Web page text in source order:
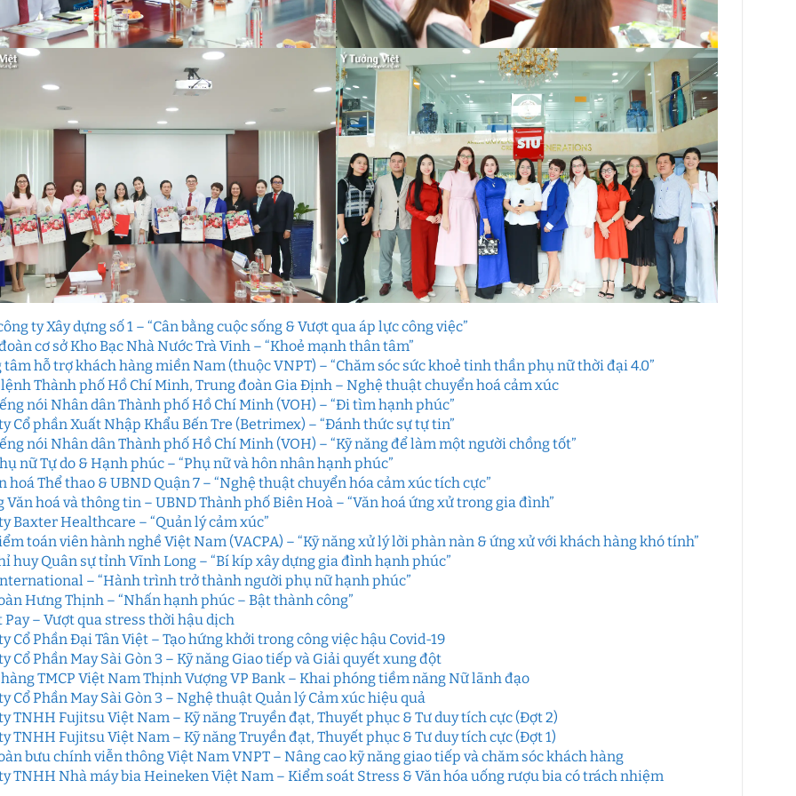
ty Xây dựng số 1 – “Cân bằng cuộc sống & Vượt qua áp lực công việc”
cơ sở Kho Bạc Nhà Nước Trà Vinh – “Khoẻ mạnh thân tâm”
tâm hỗ trợ khách hàng miền Nam (thuộc VNPT) – “Chăm sóc sức khoẻ tinh thần phụ nữ thời đại 4.0”
lệnh Thành phố Hồ Chí Minh, Trung đoàn Gia Định – Nghệ thuật chuyển hoá cảm xúc
nói Nhân dân Thành phố Hồ Chí Minh (VOH) – “Đi tìm hạnh phúc”
Cổ phần Xuất Nhập Khẩu Bến Tre (Betrimex) – “Đánh thức sự tự tin”
nói Nhân dân Thành phố Hồ Chí Minh (VOH) – “Kỹ năng để làm một người chồng tốt”
nữ Tự do & Hạnh phúc – “Phụ nữ và hôn nhân hạnh phúc”
hoá Thể thao & UBND Quận 7 – “Nghệ thuật chuyển hóa cảm xúc tích cực”
Văn hoá và thông tin – UBND Thành phố Biên Hoà – “Văn hoá ứng xử trong gia đình”
Baxter Healthcare – “Quản lý cảm xúc”
toán viên hành nghề Việt Nam (VACPA) – “Kỹ năng xử lý lời phàn nàn & ứng xử với khách hàng khó tính”
huy Quân sự tỉnh Vĩnh Long – “Bí kíp xây dựng gia đình hạnh phúc”
– “Hành trình trở thành người phụ nữ hạnh phúc”
Hưng Thịnh – “Nhấn hạnh phúc – Bật thành công”
Pay – Vượt qua stress thời hậu dịch
Cổ Phần Đại Tân Việt – Tạo hứng khởi trong công việc hậu Covid-19
Cổ Phần May Sài Gòn 3 – Kỹ năng Giao tiếp và Giải quyết xung đột
TMCP Việt Nam Thịnh Vượng VP Bank – Khai phóng tiềm năng Nữ lãnh đạo
Cổ Phần May Sài Gòn 3 – Nghệ thuật Quản lý Cảm xúc hiệu quả
TNHH Fujitsu Việt Nam – Kỹ năng Truyền đạt, Thuyết phục & Tư duy tích cực (Đợt 2)
TNHH Fujitsu Việt Nam – Kỹ năng Truyền đạt, Thuyết phục & Tư duy tích cực (Đợt 1)
bưu chính viễn thông Việt Nam VNPT – Nâng cao kỹ năng giao tiếp và chăm sóc khách hàng
TNHH Nhà máy bia Heineken Việt Nam – Kiểm soát Stress & Văn hóa uống rượu bia có trách nhiệm